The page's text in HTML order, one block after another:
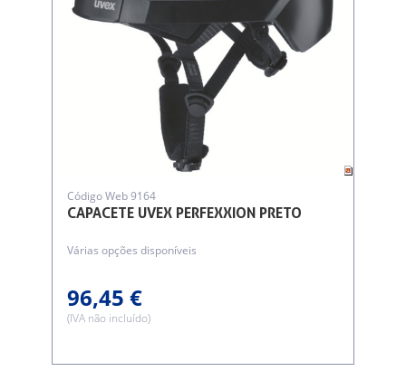
CAPACETE UVEX PERFEXXION PRETO
Código Web 9164
Várias opções disponíveis
96,45 €
(IVA não incluído)